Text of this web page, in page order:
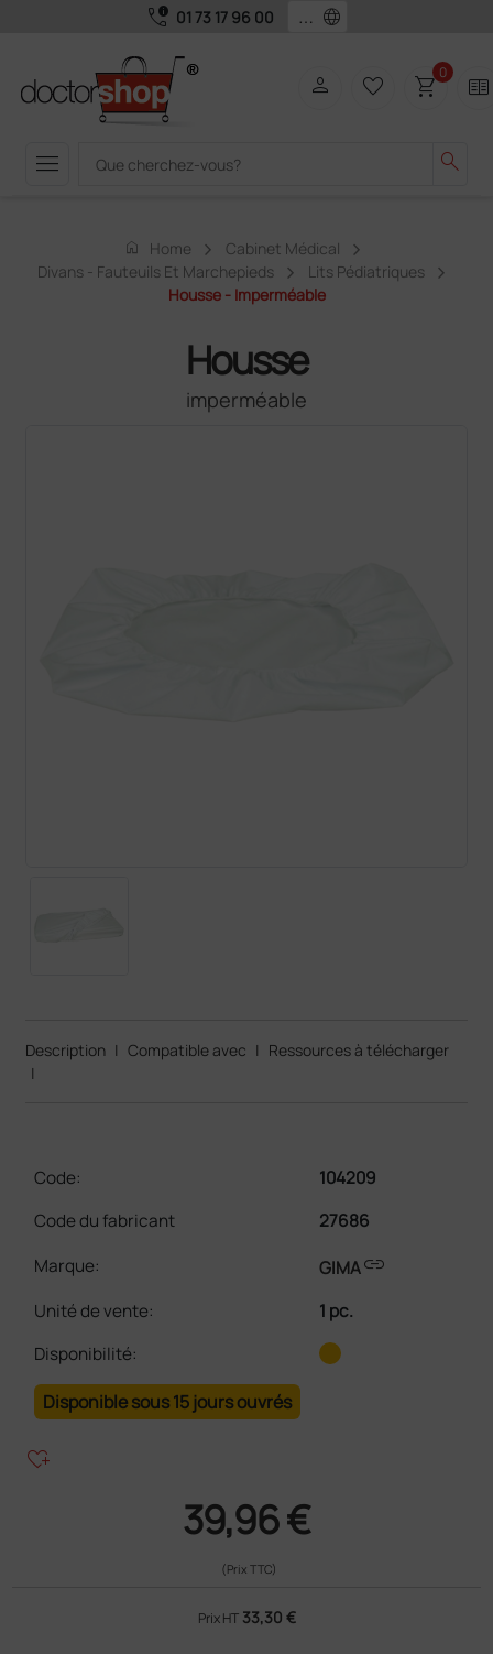
call_quality 01 73 17 96 00 language
menu search
person favorite_border shopping_cart0 two_pager
home Home
Cabinet Médical
Divans - Fauteuils Et Marchepieds
Lits Pédiatriques
Housse - Imperméable
Housse
imperméable
Description | Compatible avec | Ressources à télécharger
|
Code:
104209
Code du fabricant
27686
Marque:
GIMAlink
Unité de vente:
1 pc.
Disponibilité:
Disponible sous 15 jours ouvrés
heart_plus
39,96 €
(Prix TTC)
Prix HT 33,30 €